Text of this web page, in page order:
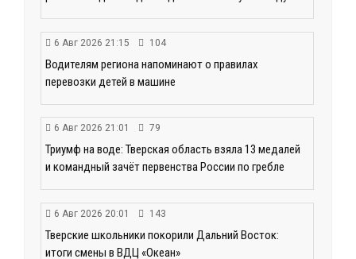
6 Авг 2026 21:15 104
Водителям региона напоминают о правилах
перевозки детей в машине
6 Авг 2026 21:01 79
Триумф на воде: Тверская область взяла 13 медалей
и командный зачёт первенства России по гребле
6 Авг 2026 20:01 143
Тверские школьники покорили Дальний Восток:
итоги смены в ВДЦ «Океан»